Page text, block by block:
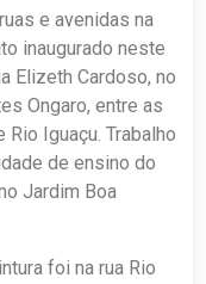
e avenidas na
inaugurado neste
Elizeth Cardoso, no
Ongaro, entre as
Iguaçu. Trabalho
de ensino do
Jardim Boa
foi na rua Rio